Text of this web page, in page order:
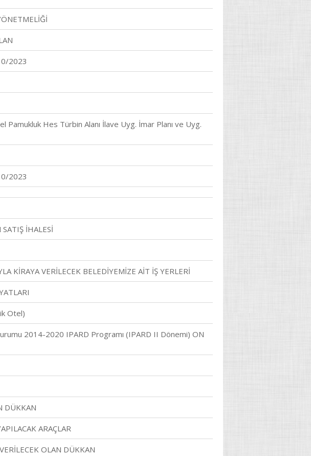
2023
Pamukluk Hes Türbin Alanı İlave Uyg. İmar Planı ve Uyg.
2023
İHALESİ
KİRAYA VERİLECEK BELEDİYEMİZE AİT İŞ YERLERİ
Otel)
2014-2020 IPARD Programı (IPARD II Dönemi) ON
DÜKKAN
ARAÇLAR
OLAN DÜKKAN